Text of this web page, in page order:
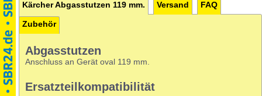
Kärcher Abgasstutzen 119 mm. Versand FAQ
Zubehör
Abgasstutzen
Anschluss an Gerät oval 119 mm.
Ersatzteilkompatibilität